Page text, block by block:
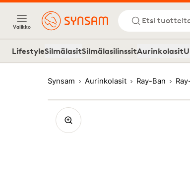
Valikko
Etsi
LifestyleSilmälasitSilmälasilinssitAurinkolasit
Synsam Aurinkolasit Ray-Ban